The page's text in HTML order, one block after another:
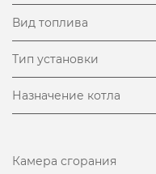
Вид топлива
Тип установки
Назначение котла
Камера сгорания